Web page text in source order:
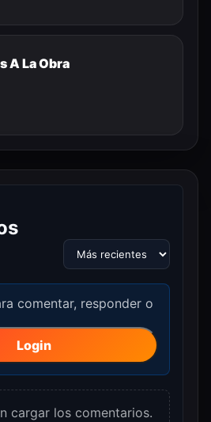
A La Obra
comentar, responder o
Login
cargar los comentarios.